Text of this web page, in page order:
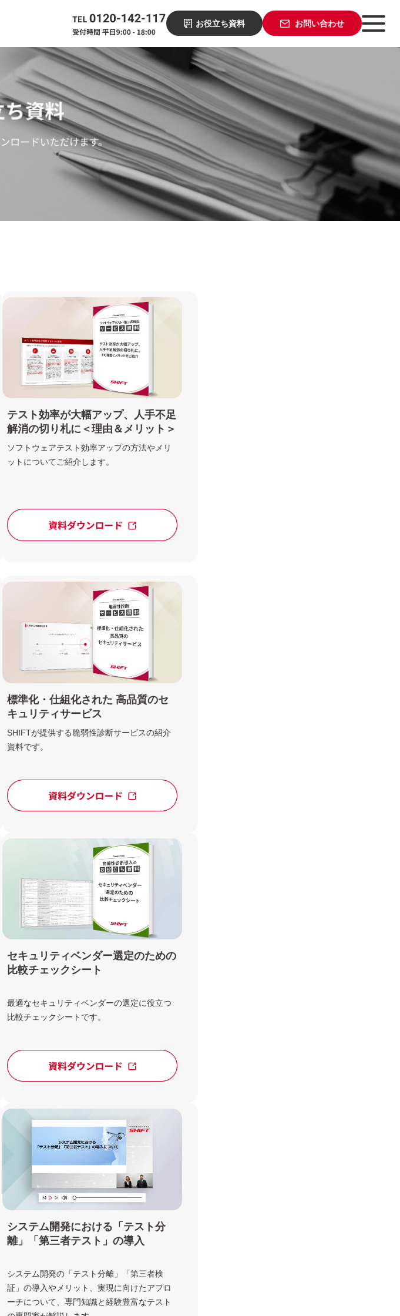
お役立ち資料 お問い合わせ
テスト効率が大幅アップ、人手不足
解消の切り札に＜理由＆メリット＞
ソフトウェアテスト効率アップの方法やメリ
ットについてご紹介します。
標準化・仕組化された 高品質のセ
キュリティサービス
SHIFTが提供する脆弱性診断サービスの紹介
資料です。
セキュリティベンダー選定のための
比較チェックシート
最適なセキュリティベンダーの選定に役立つ
比較チェックシートです。
システム開発における「テスト分
離」「第三者テスト」の導入
システム開発の「テスト分離」「第三者検
証」の導入やメリット、実現に向けたアプロ
ーチについて、専門知識と経験豊富なテスト